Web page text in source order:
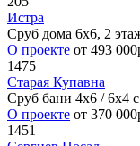
Истра
Сруб дома 6х6, 2
О проекте от 493
1475
Старая Купавна
Сруб бани 4х6 / 6x4
О проекте от 370
1451